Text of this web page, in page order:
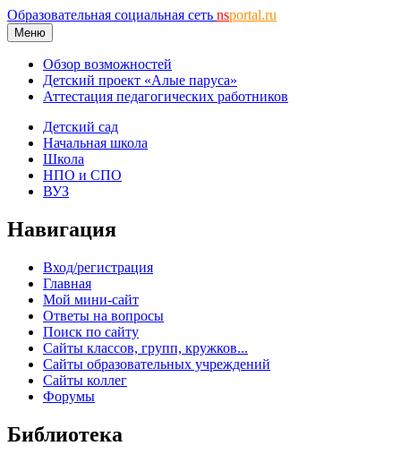
Образовательная социальная сеть nsportal.ru
Меню
Обзор возможностей
Детский проект «Алые паруса»
Аттестация педагогических работников
Детский сад
Начальная школа
Школа
НПО и СПО
ВУЗ
Навигация
Вход/регистрация
Главная
Мой мини-сайт
Ответы на вопросы
Поиск по сайту
Сайты классов, групп, кружков...
Сайты образовательных учреждений
Сайты коллег
Форумы
Библиотека